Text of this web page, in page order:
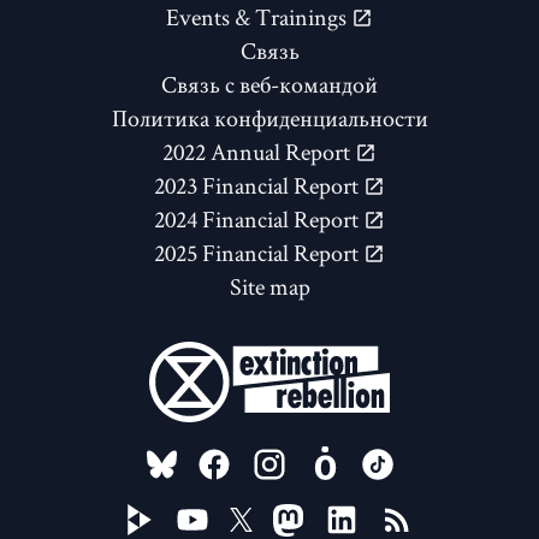
Events & Trainings
Связь
Связь с веб-командой
Политика конфиденциальности
2022 Annual Report
2023 Financial Report
2024 Financial Report
2025 Financial Report
Site map
FOLLOW US ON